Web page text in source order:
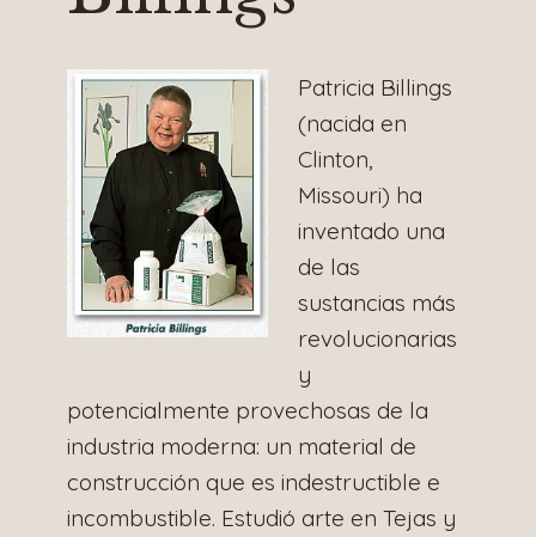
Patricia Billings
(nacida en
Clinton,
Missouri) ha
inventado una
de las
sustancias más
revolucionarias
y
potencialmente provechosas de la
industria moderna: un material de
construcción que es indestructible e
incombustible. Estudió arte en Tejas y